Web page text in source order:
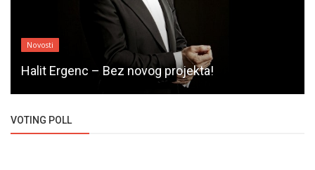
Novosti
Halit Ergenc – Bez novog projekta!
VOTING POLL